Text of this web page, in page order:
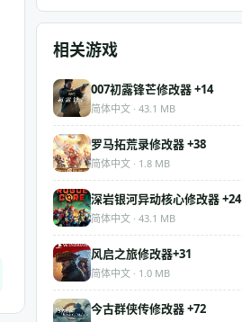
相关游戏
007初露锋芒修改器 +14
简体中文 · 43.1 MB
罗马拓荒录修改器 +38
简体中文 · 1.8 MB
深岩银河异动核心修改器 +24
简体中文 · 43.1 MB
风启之旅修改器+31
简体中文 · 1.0 MB
今古群侠传修改器 +72